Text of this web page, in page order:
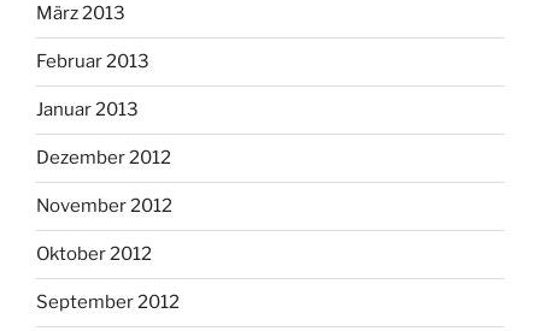
März 2013
Februar 2013
Januar 2013
Dezember 2012
November 2012
Oktober 2012
September 2012